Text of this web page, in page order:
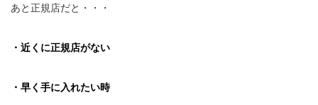
あと正規店だと・・・
・近くに正規店がない
・早く手に入れたい時